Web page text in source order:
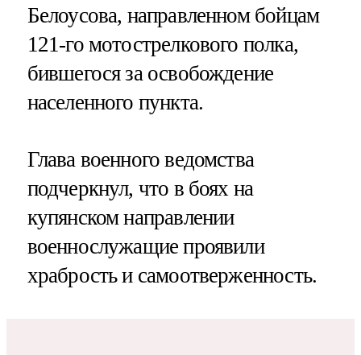
Белоусова, направленном бойцам
121-го мотострелкового полка,
бившегося за освобождение
населенного пункта.
Глава военного ведомства
подчеркнул, что в боях на
купянском направлении
военнослужащие проявили
храбрость и самоотверженность.